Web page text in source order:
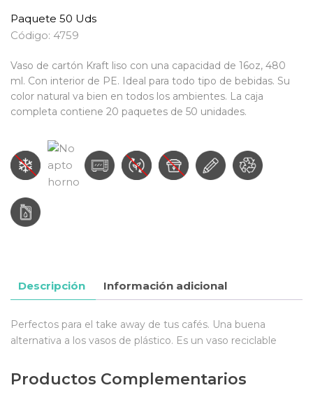
Paquete 50 Uds
Código: 4759
Vaso de cartón Kraft liso con una capacidad de 16oz, 480
ml. Con interior de PE. Ideal para todo tipo de bebidas. Su
color natural va bien en todos los ambientes. La caja
completa contiene 20 paquetes de 50 unidades.
Descripción Información adicional
Perfectos para el take away de tus cafés. Una buena
alternativa a los vasos de plástico. Es un vaso reciclable
Productos Complementarios